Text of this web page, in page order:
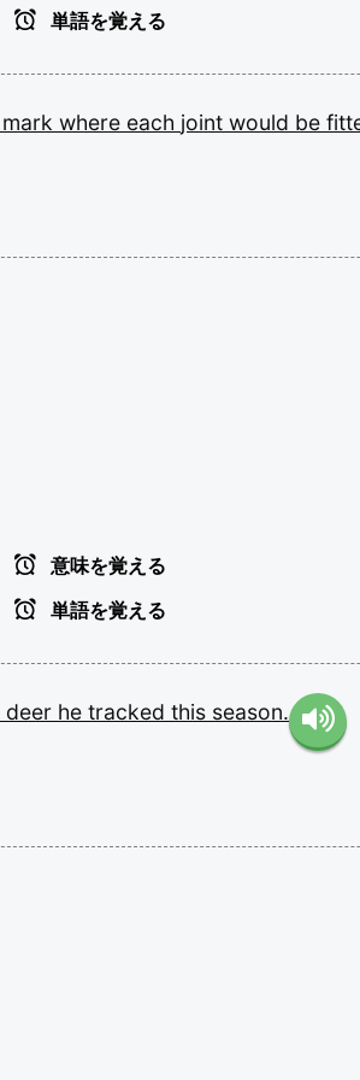
単語を覚える
mark where each joint would be
意味を覚える
単語を覚える
deer he tracked this season.